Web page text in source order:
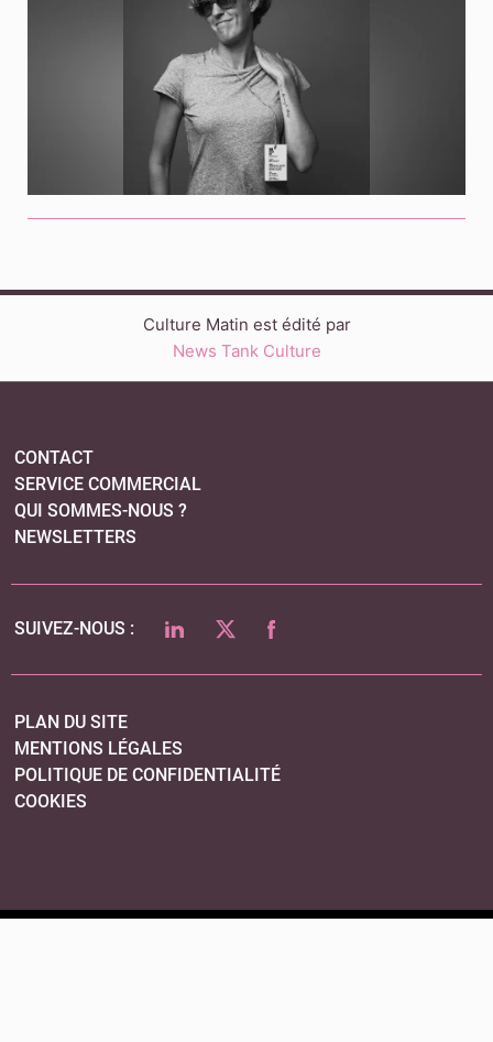
Culture Matin est édité par
News Tank Culture
CONTACT
SERVICE COMMERCIAL
QUI SOMMES-NOUS ?
NEWSLETTERS
SUIVEZ-NOUS : LINKEDINTWITTERFACEBOOK
PLAN DU SITE
MENTIONS LÉGALES
POLITIQUE DE CONFIDENTIALITÉ
COOKIES